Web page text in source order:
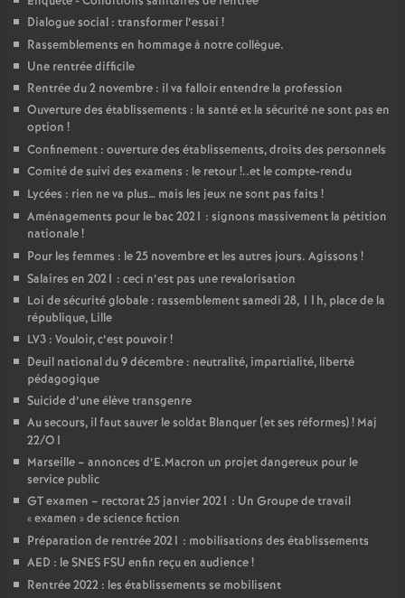
Dialogue social : transformer l’essai !
Rassemblements en hommage à notre collègue.
Une rentrée difficile
Rentrée du 2 novembre : il va falloir entendre la profession
Ouverture des établissements : la santé et la sécurité ne sont pas en
option !
Confinement : ouverture des établissements, droits des personnels
Comité de suivi des examens : le retour!..et le compte-rendu
Lycées : rien ne va plus… mais les jeux ne sont pas faits !
Aménagements pour le bac 2021 : signons massivement la pétition
nationale!
Pour les femmes : le 25 novembre et les autres jours. Agissons !
Salaires en 2021 : ceci n’est pas une revalorisation
Loi de sécurité globale : rassemblement samedi 28, 11h, place de la
république, Lille
LV3 : Vouloir, c’est pouvoir!
Deuil national du 9 décembre : neutralité, impartialité, liberté
pédagogique
Suicide d’une élève transgenre
Au secours, il faut sauver le soldat Blanquer (et ses réformes)! Maj
22/O1
Marseille – annonces d’E.Macron un projet dangereux pour le
service public
GT examen – rectorat 25 janvier 2021 : Un Groupe de travail
«examen » de science fiction
Préparation de rentrée 2021 : mobilisations des établissements
AED : le SNES FSU enfin reçu en audience!
Rentrée 2022 : les établissements se mobilisent